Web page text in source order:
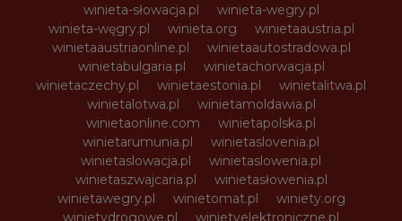
winieta-słowacja.pl
winieta-wegry.pl
winieta-węgry.pl
winieta.org
winietaaustria.pl
winietaaustriaonline.pl
winietaautostradowa.pl
winietabulgaria.pl
winietachorwacja.pl
winietaczechy.pl
winietaestonia.pl
winietalitwa.pl
winietalotwa.pl
winietamoldawia.pl
winietaonline.com
winietapolska.pl
winietarumunia.pl
winietaslovenia.pl
winietaslowacja.pl
winietaslowenia.pl
winietaszwajcaria.pl
winietasłowenia.pl
winietawegry.pl
winietomat.pl
winiety.org
winietydrogowe.pl
winietyelektroniczne.pl